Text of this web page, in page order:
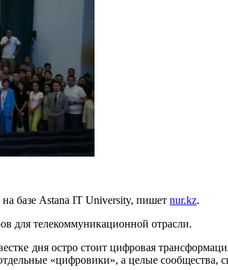
базе Astana IT University, пишет nur.kz.
для телекоммуникационной отрасли.
дня остро стоит цифровая
«цифровики», а целые сообщества,